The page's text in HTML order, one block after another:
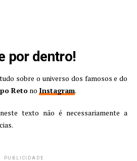
por dentro!
sobre o universo dos famosos e do
Retono Instagram.
texto não é necessariamente a
PUBLICIDADE